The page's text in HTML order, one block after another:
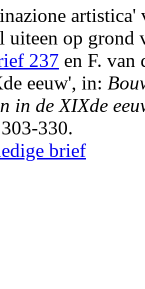
artistica'
uiteen op grond
237 en F. van
eeuw', in:
in de XIXde
330.
brief